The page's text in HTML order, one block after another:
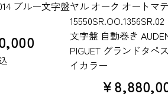
ブルー文字盤ヤル オーク オートマ
文字盤 自動巻き
PIGUET グランドタペ
イカラー
¥